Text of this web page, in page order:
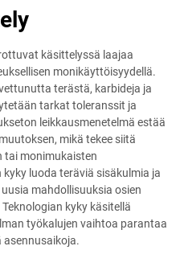
käsittelyssä laajaa
monikäyttöisyydellä.
terästä, karbideja ja
tarkat toleranssit ja
leikkausmenetelmä estää
mikä tekee siitä
tai monimukaisten
luoda teräviä sisäkulmia ja
mahdollisuuksia osien
kyky käsitellä
työkalujen vaihtoa parantaa